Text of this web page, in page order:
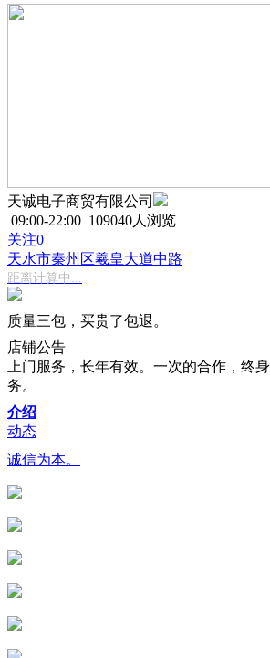
天诚电子商贸有限公司
09:00-22:00 109040人浏览
关注0
天水市秦州区羲皇大道中路
距离计算中...
质量三包，买贵了包退。
店铺公告
上门服务，长年有效。一次的合作，终
务。
介绍
动态
诚信为本。